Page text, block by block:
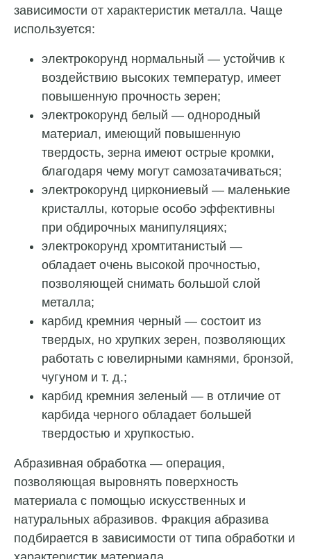
зависимости от характеристик металла. Чаще
используется:
электрокорунд нормальный — устойчив к
воздействию высоких температур, имеет
повышенную прочность зерен;
электрокорунд белый — однородный
материал, имеющий повышенную
твердость, зерна имеют острые кромки,
благодаря чему могут самозатачиваться;
электрокорунд циркониевый — маленькие
кристаллы, которые особо эффективны
при обдирочных манипуляциях;
электрокорунд хромтитанистый —
обладает очень высокой прочностью,
позволяющей снимать большой слой
металла;
карбид кремния черный — состоит из
твердых, но хрупких зерен, позволяющих
работать с ювелирными камнями, бронзой,
чугуном и т. д.;
карбид кремния зеленый — в отличие от
карбида черного обладает большей
твердостью и хрупкостью.
Абразивная обработка — операция,
позволяющая выровнять поверхность
материала с помощью искусственных и
натуральных абразивов. Фракция абразива
подбирается в зависимости от типа обработки и